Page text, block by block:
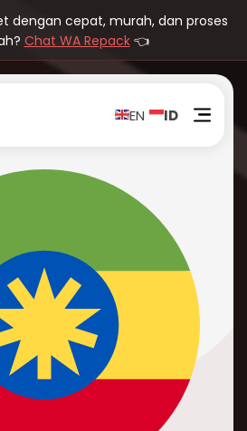
dengan cepat, murah, dan proses
Chat WA Repack👈
EN ID